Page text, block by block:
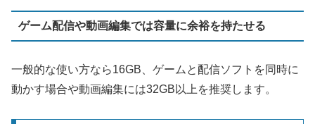
ゲーム配信や動画編集では容量に余裕を持たせる
一般的な使い方なら16GB、ゲームと配信ソフトを同時に
動かす場合や動画編集には32GB以上を推奨します。